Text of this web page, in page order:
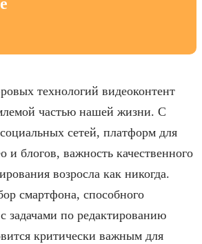
технологий видеоконтент
частью нашей жизни. С
сетей, платформ для
и блогов, важность качественного
возросла как никогда.
смартфона, способного
задачами по редактированию
критически важным для